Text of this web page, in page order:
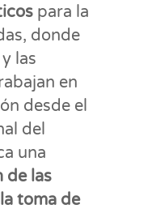
para la
donde
las
en
desde el
del
una
de las
toma de